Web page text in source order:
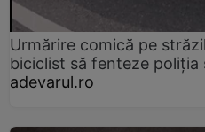
Urmărire comică pe
biciclist să fenteze poliția
adevarul.ro